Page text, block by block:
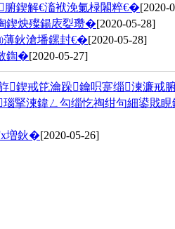
腑鍥解€滀袱浼氭椂闂粹€�[2020-
鍥炴殩鍚庡姴瓒�[2020-05-28]
薄鈥滄墦鏍封€�[2020-05-28]
鍧�[2020-05-27]
鍥戒笓瀹跺鑰呮寔缁湅濂戒
掔湅鍏ㄥ勾缁忔祹绀句細鍙戝
х増鈥�[2020-05-26]